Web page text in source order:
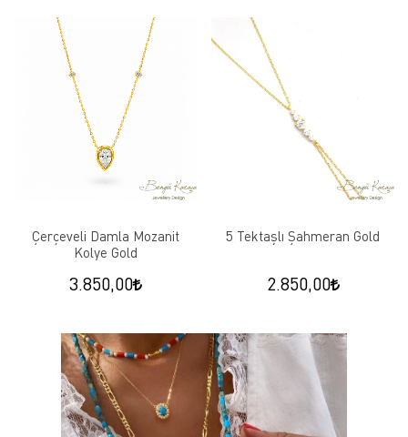
Çerçeveli Damla Mozanit
Kolye Gold
3.850,00
5 Tektaşlı Şahmeran Gold
2.850,00